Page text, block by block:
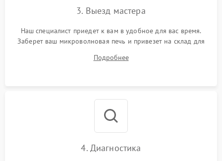
3. Выезд мастера
Наш специалист приедет к вам в удобное для вас время.
Заберет ваш микроволновая печь и привезет на склад для
Подробнее
4. Диагностика